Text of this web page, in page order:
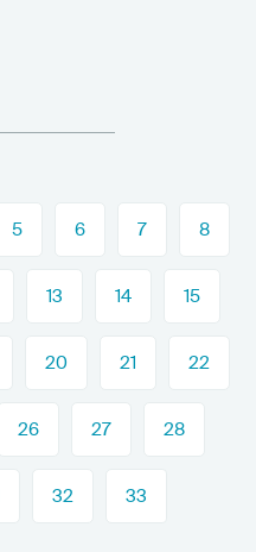
5 6 7 8
13 14 15
20 21 22
26 27 28
32 33